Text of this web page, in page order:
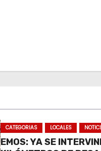
CATEGORIAS LOCALES
EMOS: YA SE